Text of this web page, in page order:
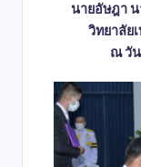
นายอัษฎา
วิทยาลัย
ณ วั